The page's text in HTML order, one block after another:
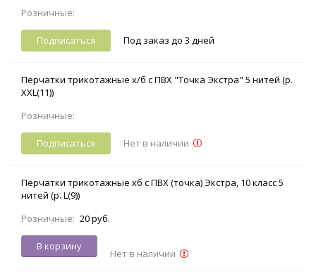
Розничные:
Подписаться Под заказ до 3 дней
Перчатки трикотажные х/б с ПВХ "Точка Экстра" 5 нитей (р.
XXL(11))
Розничные:
Подписаться Нет в наличии
Перчатки трикотажные хб с ПВХ (точка) Экстра, 10 класс 5
нитей (р. L(9))
Розничные: 20 руб.
В корзину
Нет в наличии